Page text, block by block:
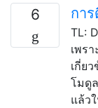
6 กา
TL:
เพร
เกี่ย
โมดู
แล้ว